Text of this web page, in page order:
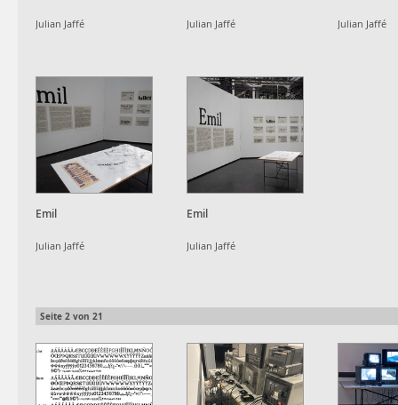
Julian Jaffé Julian Jaffé Julian Jaffé
Emil
Julian Jaffé
Emil
Julian Jaffé
Seite 2 von 21